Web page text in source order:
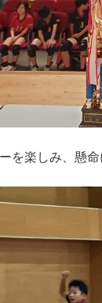
を楽しみ、懸